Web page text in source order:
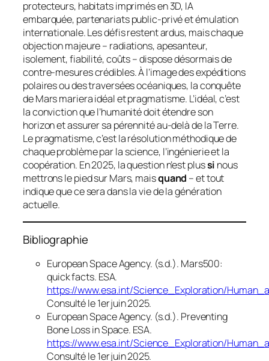
protecteurs, habitats imprimés en 3D, IA
embarquée, partenariats public-privé et émulation
internationale. Les défis restent ardus, mais chaque
objection majeure – radiations, apesanteur,
isolement, fiabilité, coûts – dispose désormais de
contre-mesures crédibles. À l’image des expéditions
polaires ou des traversées océaniques, la conquête
de Mars mariera idéal et pragmatisme. L’idéal, c’est
la conviction que l’humanité doit étendre son
horizon et assurer sa pérennité au-delà de la Terre.
Le pragmatisme, c’est la résolution méthodique de
chaque problème par la science, l’ingénierie et la
coopération. En 2025, la question n’est plussi nous
mettrons le pied sur Mars, maisquand – et tout
indique que ce sera dans la vie de la génération
actuelle.
Bibliographie
European Space Agency. (s.d.). Mars500:
quick facts. ESA.
https://www.esa.int/Science_Exploration/
Consulté le 1er juin 2025.
European Space Agency. (s.d.). Preventing
Bone Loss in Space. ESA.
https://www.esa.int/Science_Exploration/
Consulté le 1er juin 2025.